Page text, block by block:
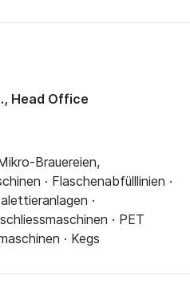
Head Office
Brauereien,
· Flaschenabfülllinien ·
·
· PET
· Kegs